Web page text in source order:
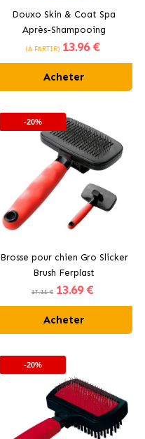
Douxo Skin & Coat Spa
Après-Shampooing
Hydratant pour chiens à
(À PARTIR) 13.96 €
Acheter
-20%
Brosse pour chien Gro Slicker
Brush Ferplast
17.11 € 13.69 €
Acheter
-20%